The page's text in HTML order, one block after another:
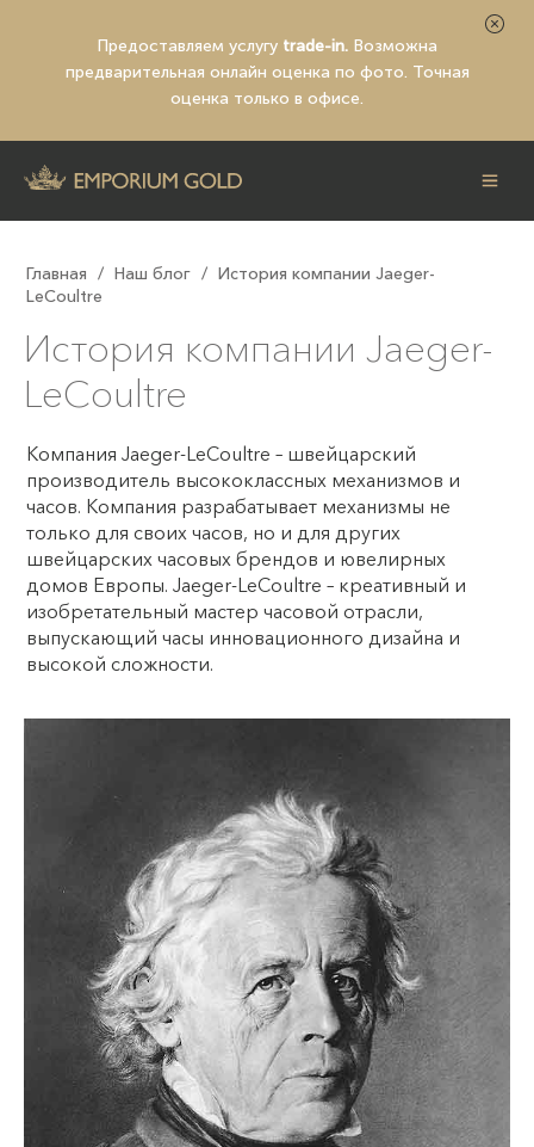
Предоставляем услугу trade-in. Возможна
предварительная онлайн оценка по фото. Точная
оценка только в офисе.
Главная / Наш блог / История компании Jaeger-
LeCoultre
История компании Jaeger-
LeCoultre
Компания Jaeger-LeCoultre – швейцарский
производитель высококлассных механизмов и
часов. Компания разрабатывает механизмы не
только для своих часов, но и для других
швейцарских часовых брендов и ювелирных
домов Европы. Jaeger-LeCoultre – креативный и
изобретательный мастер часовой отрасли,
выпускающий часы инновационного дизайна и
высокой сложности.